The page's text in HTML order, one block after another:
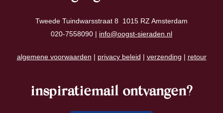
Tweede Tuindwarsstraat 8 1015 RZ Amsterdam
020-7558090 | info@oogst-sieraden.nl
algemene voorwaarden | privacy beleid | verzending | retour
inspiratiemail ontvangen?